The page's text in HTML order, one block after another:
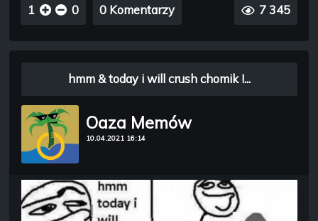
1 0 0 Komentarzy 7 345
Oaza Memów
10.04.2021 16:14
hmm & today i will crush chomik !...